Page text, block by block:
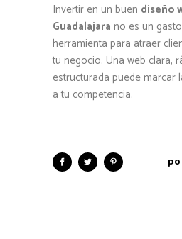
Invertir en un buen diseño
Guadalajara no es un
herramienta para atraer
tu negocio. Una web clara,
estructurada puede marcar
a tu competencia.